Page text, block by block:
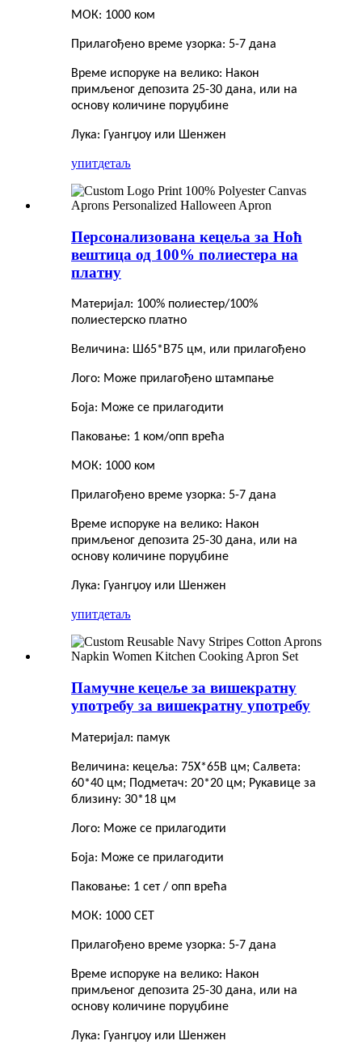
МОК: 1000 ком
Прилагођено време узорка: 5-7 дана
Време испоруке на велико: Након
примљеног депозита 25-30 дана, или на
основу количине поруџбине
Лука: Гуангџоу или Шенжен
упитдетаљ
Персонализована кецеља за Ноћ
вештица од 100% полиестера на
платну
Материјал: 100% полиестер/100%
полиестерско платно
Величина: Ш65*В75 цм, или прилагођено
Лого: Може прилагођено штампање
Боја: Може се прилагодити
Паковање: 1 ком/опп врећа
МОК: 1000 ком
Прилагођено време узорка: 5-7 дана
Време испоруке на велико: Након
примљеног депозита 25-30 дана, или на
основу количине поруџбине
Лука: Гуангџоу или Шенжен
упитдетаљ
Памучне кецеље за вишекратну
употребу за вишекратну употребу
Материјал: памук
Величина: кецеља: 75Х*65В цм; Салвета:
60*40 цм; Подметач: 20*20 цм; Рукавице за
близину: 30*18 цм
Лого: Може се прилагодити
Боја: Може се прилагодити
Паковање: 1 сет / опп врећа
МОК: 1000 СЕТ
Прилагођено време узорка: 5-7 дана
Време испоруке на велико: Након
примљеног депозита 25-30 дана, или на
основу количине поруџбине
Лука: Гуангџоу или Шенжен